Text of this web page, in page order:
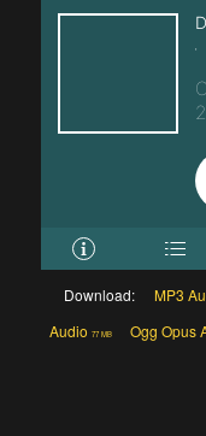
Download: MP3
Audio 77 MB Ogg Opus